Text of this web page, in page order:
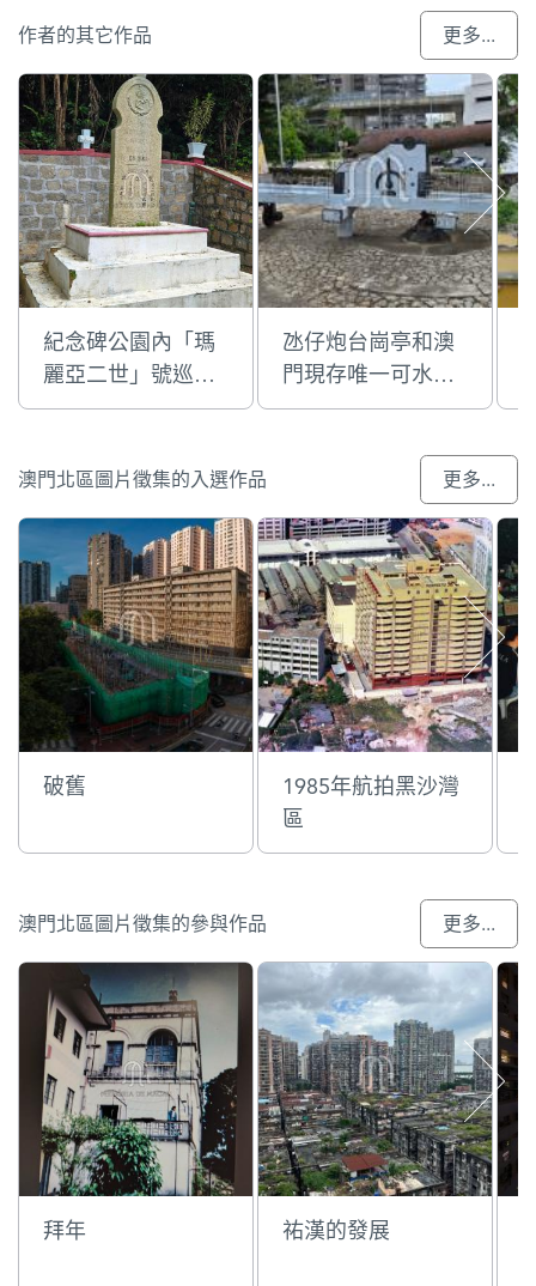
作者的其它作品 更多...
紀念碑公園內「瑪
麗亞二世」號巡洋
艦爆炸事件紀念碑
氹仔炮台崗亭和澳
門現存唯一可水平
轉動的岸防炮
澳門北區圖片徵集的入選作品 更多...
破舊
1985年航拍黑沙灣
區
澳門北區圖片徵集的參與作品 更多...
拜年 祐漢的發展